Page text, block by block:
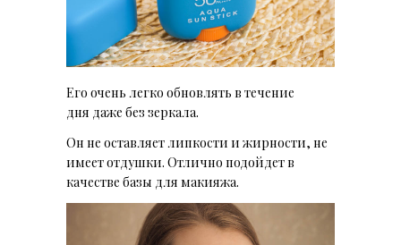
Его очень легко обновлять в течение
дня даже без зеркала.
Он не оставляет липкости и жирности, не
имеет отдушки. Отлично подойдет в
качестве базы для макияжа.